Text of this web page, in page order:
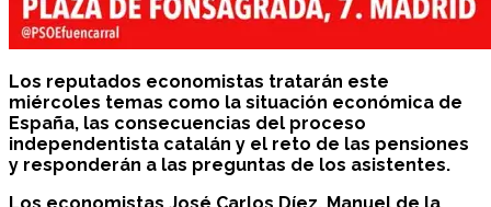
Los reputados economistas tratarán este
miércoles temas como la situación económica de
España, las consecuencias del proceso
independentista catalán y el reto de las pensiones
y responderán a las preguntas de los asistentes.